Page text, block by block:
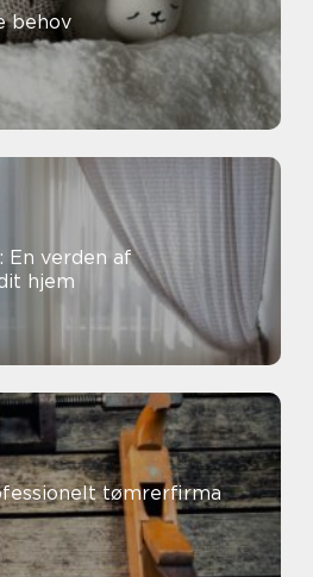
behov
En verden af
hjem
tømrerfirma